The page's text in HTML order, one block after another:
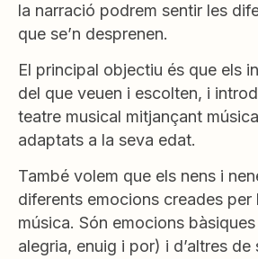
la narració podrem sentir les
que se’n desprenen.
El principal objectiu és que els
del que veuen i escolten, i
teatre musical mitjançant
adaptats a la seva edat.
També volem que els nens i
diferents emocions creades per
música. Són emocions
alegria, enuig i por) i d’altres de